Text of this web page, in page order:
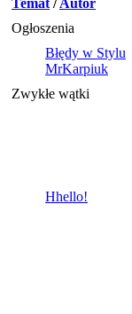
Temat /Autor
Ogłoszenia
Błędy w Stylu
MrKarpiuk
Zwykłe wątki
Hhello!